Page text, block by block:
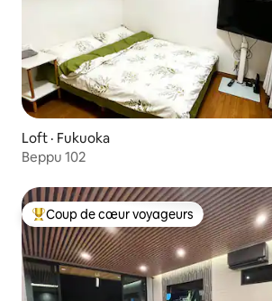
Loft · Fukuoka
Beppu 102
Coup de cœur voyageurs parmi les plus
Coup de cœur voyageurs